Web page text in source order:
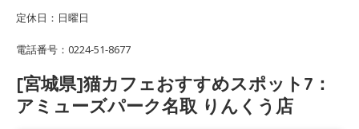
定休日：日曜日
電話番号：0224-51-8677
[宮城県]猫カフェおすすめスポット7：
アミューズパーク名取 りんくう店